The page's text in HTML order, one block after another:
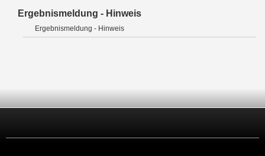
Ergebnismeldung - Hinweis
Ergebnismeldung - Hinweis